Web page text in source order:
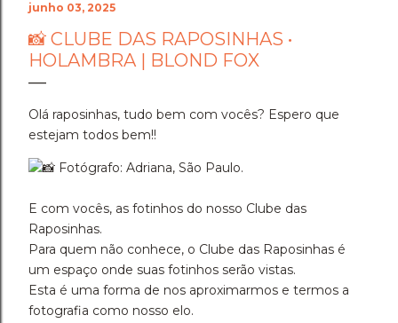
junho 03, 2025
📸 CLUBE DAS RAPOSINHAS •
HOLAMBRA | BLOND FOX
Olá raposinhas, tudo bem com vocês? Espero que
estejam todos bem!!
Fotógrafo: Adriana, São Paulo.
E com vocês, as fotinhos do nosso Clube das
Raposinhas.
Para quem não conhece, o Clube das Raposinhas é
um espaço onde suas fotinhos serão vistas.
Esta é uma forma de nos aproximarmos e termos a
fotografia como nosso elo.